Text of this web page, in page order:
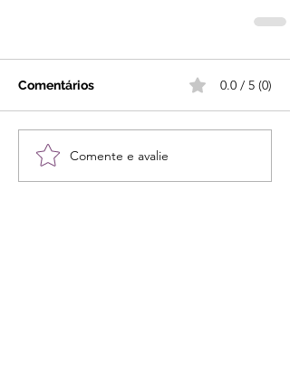
Comentários 0.0 / 5 (0)
Comente e avalie